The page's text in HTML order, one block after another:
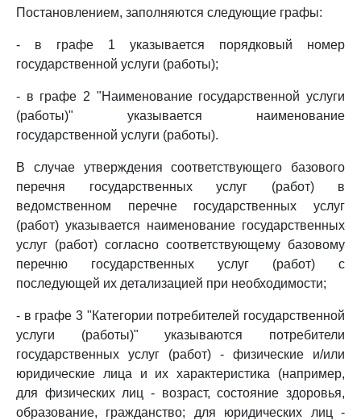
Постановлением, заполняются следующие графы:
- в графе 1 указывается порядковый номер
государственной услуги (работы);
- в графе 2 "Наименование государственной услуги
(работы)" указывается наименование
государственной услуги (работы).
В случае утверждения соответствующего базового
перечня государственных услуг (работ) в
ведомственном перечне государственных услуг
(работ) указывается наименование государственных
услуг (работ) согласно соответствующему базовому
перечню государственных услуг (работ) с
последующей их детализацией при необходимости;
- в графе 3 "Категории потребителей государственной
услуги (работы)" указываются потребители
государственных услуг (работ) - физические и/или
юридические лица и их характеристика (например,
для физических лиц - возраст, состояние здоровья,
образование, гражданство; для юридических лиц -